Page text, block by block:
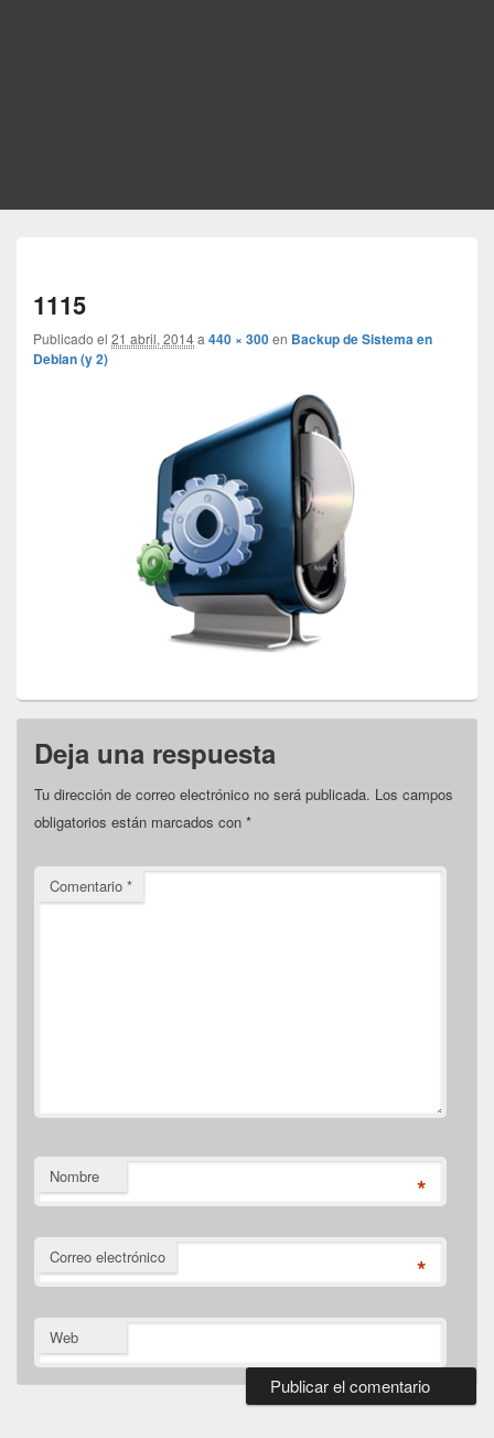
1115
Publicado el 21 abril, 2014a 440 × 300en Backup de Sistema en
Debian (y 2)
Deja una respuesta
Tu dirección de correo electrónico no será publicada. Los campos
obligatorios están marcados con *
Comentario *
Nombre *
Correo electrónico *
Web